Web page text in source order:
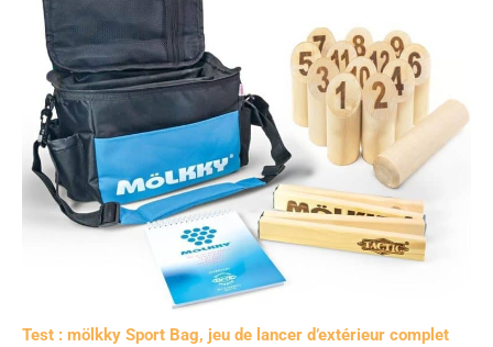
Test : mölkky Sport Bag, jeu de lancer d’extérieur complet